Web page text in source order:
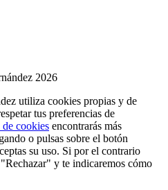
2026
utiliza cookies propias y de
tus preferencias de
cookies encontrarás más
o pulsas sobre el botón
su uso. Si por el contrario
y te indicaremos cómo